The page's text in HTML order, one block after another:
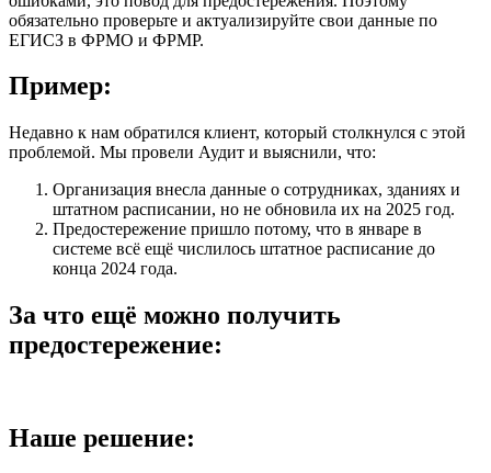
обязательно проверьте и актуализируйте свои данные по
ЕГИСЗ в ФРМО и ФРМР.
Пример:
Недавно к нам обратился клиент, который столкнулся с этой
проблемой. Мы провели Аудит и выяснили, что:
Организация внесла данные о сотрудниках, зданиях и
штатном расписании, но не обновила их на 2025 год.
Предостережение пришло потому, что в январе в
системе всё ещё числилось штатное расписание до
конца 2024 года.
За что ещё можно получить
предостережение:
Наше решение: